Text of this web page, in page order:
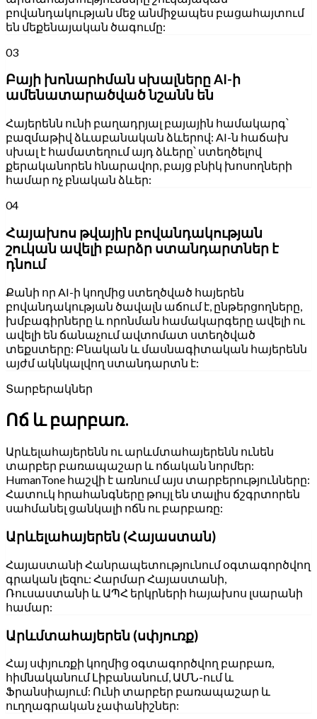
բովանդակության մեջ անմիջապես բացահայտում
են մեքենայական ծագումը:
03
Բայի խոնարհման սխալները AI-ի
ամենատարածված նշանն են
Հայերենն ունի բաղադրյալ բայային համակարգ՝
բազմաթիվ ձևաբանական ձևերով: AI-ն հաճախ
սխալ է համատեղում այդ ձևերը՝ ստեղծելով
քերականորեն հնարավոր, բայց բնիկ խոսողների
համար ոչ բնական ձևեր:
04
Հայախոս թվային բովանդակության
շուկան ավելի բարձր ստանդարտներ է
դնում
Քանի որ AI-ի կողմից ստեղծված հայերեն
բովանդակության ծավալն աճում է, ընթերցողները,
խմբագիրները և որոնման համակարգերը ավելի ու
ավելի են ճանաչում ավտոմատ ստեղծված
տեքստերը: Բնական և մասնագիտական հայերենն
այժմ ակնկալվող ստանդարտն է:
Տարբերակներ
Ոճ և բարբառ.
Արևելահայերենն ու արևմտահայերենն ունեն
տարբեր բառապաշար և ոճական նորմեր:
HumanTone հաշվի է առնում այս տարբերությունները:
Հատուկ հրահանգները թույլ են տալիս ճշգրտորեն
սահմանել ցանկալի ոճն ու բարբառը:
Արևելահայերեն (Հայաստան)
Հայաստանի Հանրապետությունում օգտագործվող
գրական լեզու: Հարմար Հայաստանի,
Ռուսաստանի և ԱՊՀ երկրների հայախոս լսարանի
համար:
Արևմտահայերեն (սփյուռք)
Հայ սփյուռքի կողմից օգտագործվող բարբառ,
հիմնականում Լիբանանում, ԱՄՆ-ում և
Ֆրանսիայում: Ունի տարբեր բառապաշար և
ուղղագրական չափանիշներ: